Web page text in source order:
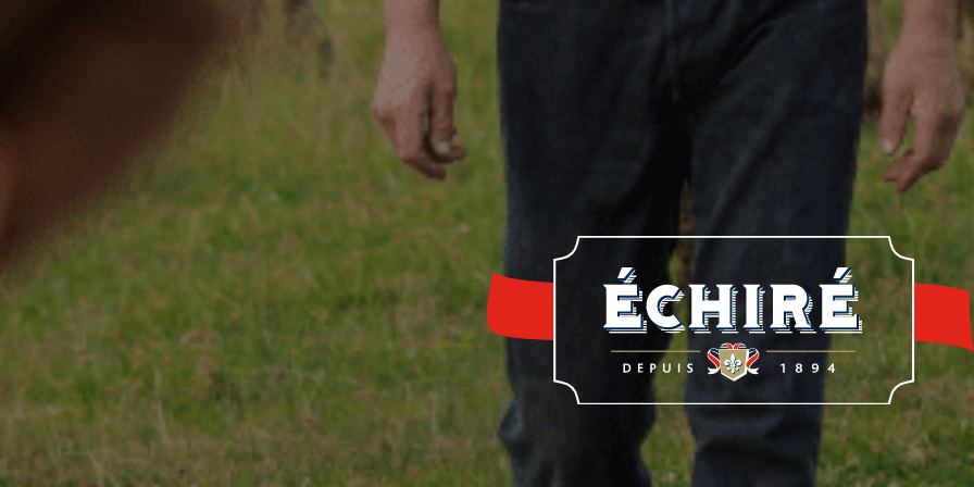
ACCUEIL
130 ANS
ÉCHIRÉ
Notre histoire Notre savoir-faire Nos éleveurs
NOS PRODUITS
D’EXCELLENCE
Beurrerie Échiré Laits
LE BEURRE